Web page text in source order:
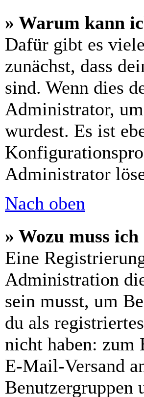
» Warum kann
Dafür gibt es
zunächst, dass
sind. Wenn dies
Administrator,
wurdest. Es ist
Administrator
Nach oben
» Wozu muss
Eine
Administration
sein musst, um
du als
nicht haben: zum
E-Mail-Versand
Benutzergruppen